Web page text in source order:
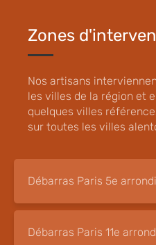
Zones
Nos artisans
les villes de la région et
quelques villes
sur toutes les villes
Débarras Paris 5e
Débarras Paris 11e